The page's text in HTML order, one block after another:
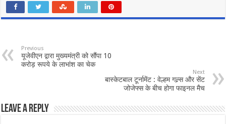
Previous
यूजेवीएन द्वारा मुख्यमंत्री को सौंपा 10
करोड़ रूपये के लाभांश का चेक
Next
बास्केटबाल टूर्नामेंट : वेल्हम गल्र्स और सेंट
जोजेफ्स के बीच होगा फाइनल मैच
Leave a Reply